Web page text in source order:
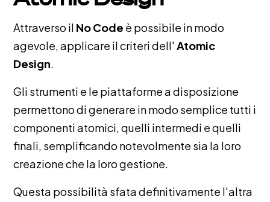
Attraverso il No Code è possibile in modo
agevole, applicare il criteri dell'Atomic
Design.
Gli strumenti e le piattaforme a disposizione
permettono di generare in modo semplice tutti i
componenti atomici, quelli intermedi e quelli
finali, semplificando notevolmente sia la loro
creazione che la loro gestione.
Questa possibilità sfata definitivamente l'altra